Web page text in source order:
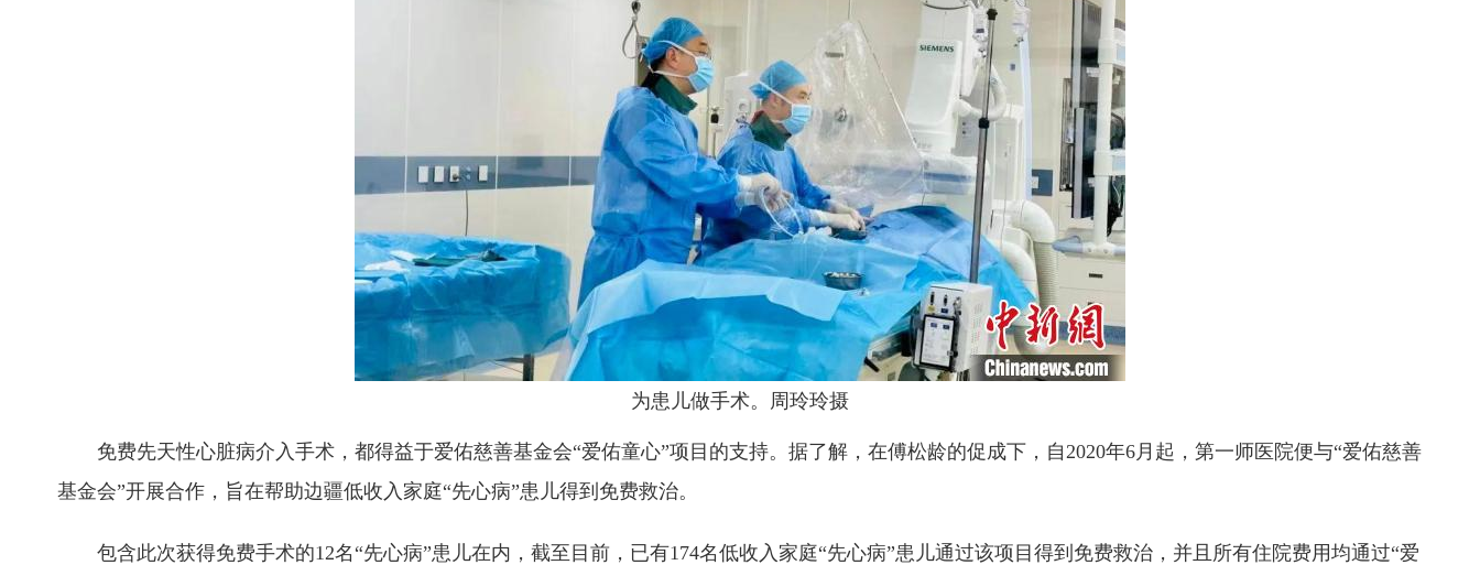
为患儿做手术。周玲玲摄
免费先天性心脏病介入手术，都得益于爱佑慈善基金会“爱佑童心”项目的支持。据了解，在傅松龄的促成下，自2020年6月起，第一师医院便与“爱佑慈善
基金会”开展合作，旨在帮助边疆低收入家庭“先心病”患儿得到免费救治。
包含此次获得免费手术的12名“先心病”患儿在内，截至目前，已有174名低收入家庭“先心病”患儿通过该项目得到免费救治，并且所有住院费用均通过“爱